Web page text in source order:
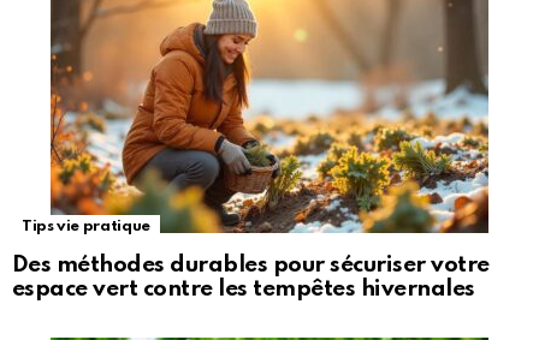
Tips vie pratique
Des méthodes durables pour sécuriser votre
espace vert contre les tempêtes hivernales